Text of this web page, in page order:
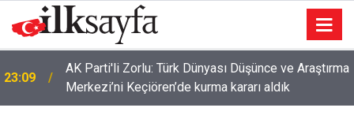
23:09
AK Parti'li Zorlu: Türk Dünyası Düşünce ve Araştırma
Merkezi’ni Keçiören’de kurma kararı aldık